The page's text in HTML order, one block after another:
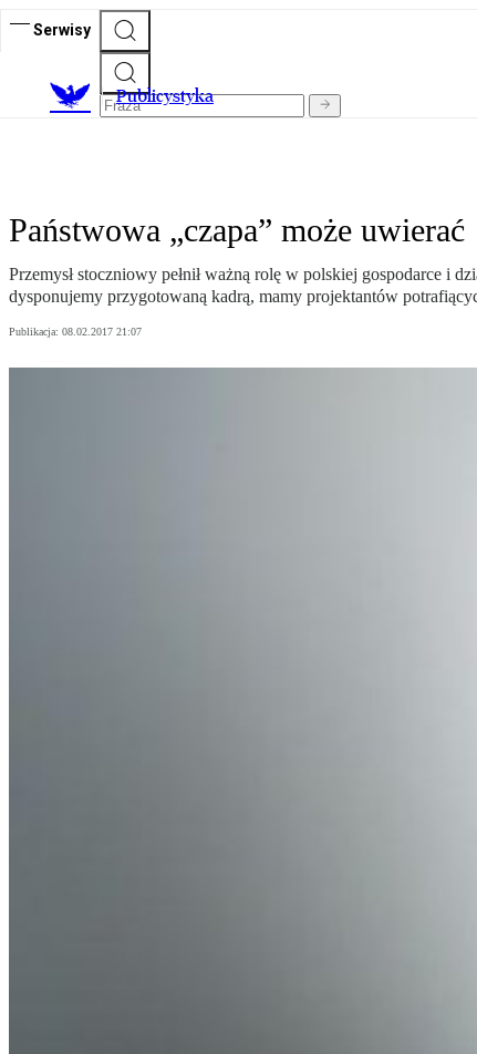
Serwisy
Publicystyka
Państwowa „czapa” może uwierać
Przemysł stoczniowy pełnił ważną rolę w polskiej gospodarce i
dysponujemy przygotowaną kadrą, mamy projektantów
Publikacja: 08.02.2017 21:07